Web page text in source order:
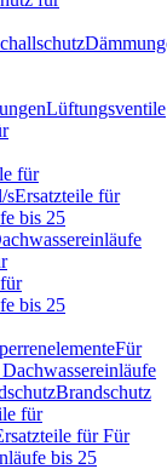
Lüftungsventile
für
sErsatzteile für
bis 25
bis 25
Für
Brandschutz
für
für Für
bis 25